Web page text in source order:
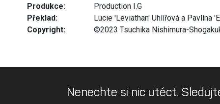
Produkce:
Production I.G
Překlad:
Lucie 'Leviathan' Uhlířová a Pavlína
Copyright:
©2023 Tsuchika Nishimura-
Nenechte si nic utéct.